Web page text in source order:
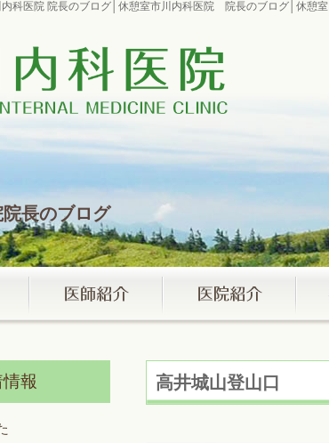
内科医院 院長のブログ│休憩室市川内科医院 院長のブログ│休憩室
長のブログ
高井城山登山口
報